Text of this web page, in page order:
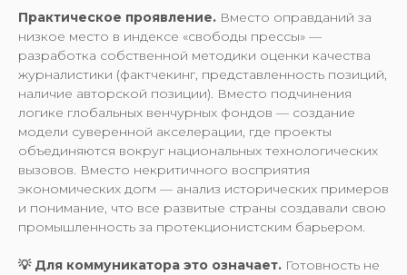
Практическое проявление. Вместо оправданий за
низкое место в индексе «свободы прессы» —
разработка собственной методики оценки качества
журналистики (фактчекинг, представленность позиций,
наличие авторской позиции). Вместо подчинения
логике глобальных венчурных фондов — создание
модели суверенной акселерации, где проекты
объединяются вокруг национальных технологических
вызовов. Вместо некритичного восприятия
экономических догм — анализ исторических примеров
и понимание, что все развитые страны создавали свою
промышленность за протекционистским барьером.
💡 Для коммуникатора это означает. Готовность не